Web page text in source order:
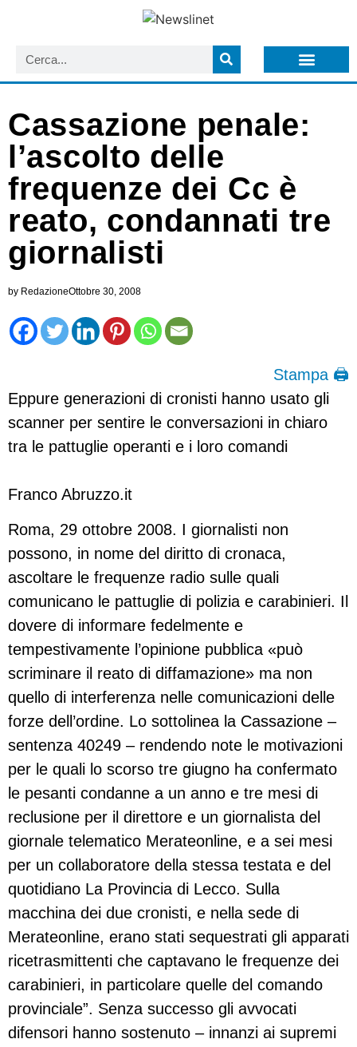
Cassazione penale:
l’ascolto delle
frequenze dei Cc è
reato, condannati tre
giornalisti
by RedazioneOttobre 30, 2008
Stampa 🖨
Eppure generazioni di cronisti hanno usato gli
scanner per sentire le conversazioni in chiaro
tra le pattuglie operanti e i loro comandi
Franco Abruzzo.it
Roma, 29 ottobre 2008. I giornalisti non
possono, in nome del diritto di cronaca,
ascoltare le frequenze radio sulle quali
comunicano le pattuglie di polizia e carabinieri. Il
dovere di informare fedelmente e
tempestivamente l’opinione pubblica «può
scriminare il reato di diffamazione» ma non
quello di interferenza nelle comunicazioni delle
forze dell’ordine. Lo sottolinea la Cassazione –
sentenza 40249 – rendendo note le motivazioni
per le quali lo scorso tre giugno ha confermato
le pesanti condanne a un anno e tre mesi di
reclusione per il direttore e un giornalista del
giornale telematico Merateonline, e a sei mesi
per un collaboratore della stessa testata e del
quotidiano La Provincia di Lecco. Sulla
macchina dei due cronisti, e nella sede di
Merateonline, erano stati sequestrati gli apparati
ricetrasmittenti che captavano le frequenze dei
carabinieri, in particolare quelle del comando
provinciale”. Senza successo gli avvocati
difensori hanno sostenuto – innanzi ai supremi